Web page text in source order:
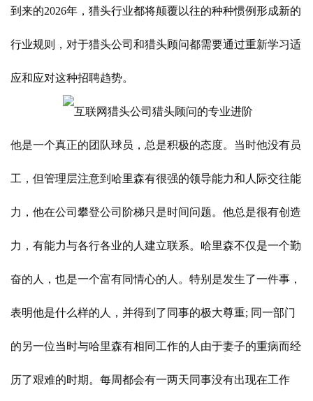
到来的2026年，猎头行业都将颠覆以往的种种惯例形成新的
行业规则，对于猎头公司和猎头顾问都需要通过重新学习适
应和应对这种招聘趋势。
他是一个真正的团队球员，总是积极的态度。当时他没有员
工，但管理层注意到哈里森有很强的领导能力和人际交往能
力，他在公司攀登公司阶梯只是时间问题。他总是很有创造
力，有能力与各行各业的人建立联系。哈里森不仅是一个勤
奋的人，也是一个富有同情心的人。特别是发生了一件事，
表明他是什么样的人，并得到了同事的极大尊重; 同一部门
的另一位当时与哈里森有相同工作的人由于妻子的重病而经
历了艰难的时期。每周都会有一两天同事没有出现在工作